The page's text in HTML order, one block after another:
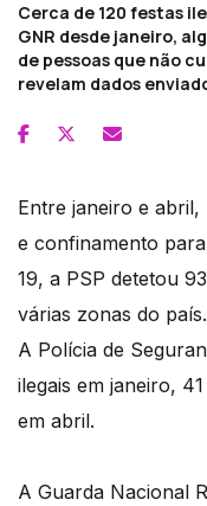
Cerca de 120 festas
GNR desde janeiro,
de pessoas que não
revelam dados
Entre janeiro e
e confinamento
19, a PSP detetou
várias zonas do país.
A Polícia de
ilegais em janeiro,
em abril.
A Guarda Nacional